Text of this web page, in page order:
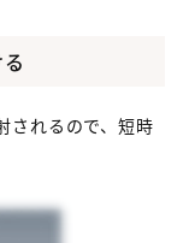
されるので、短時